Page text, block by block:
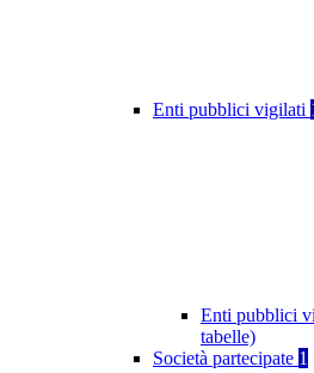
Enti pubblici vigilati
Enti pubblici
tabelle)
Società partecipate 1